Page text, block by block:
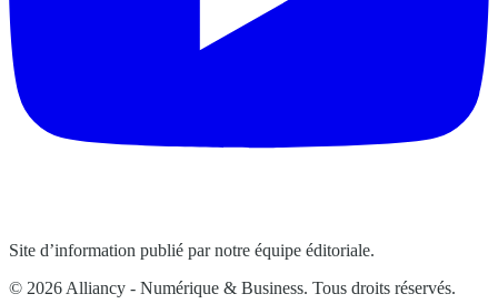
Site d’information publié par notre équipe éditoriale.
© 2026 Alliancy - Numérique & Business. Tous droits réservés.